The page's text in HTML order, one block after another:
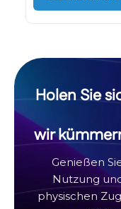
Holen Sie
wir
Genießen
Nutzung
physischen